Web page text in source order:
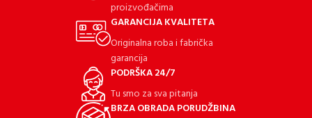
proizvođačima
GARANCIJA KVALITETA
Originalna roba i fabrička
garancija
PODRŠKA 24/7
Tu smo za sva pitanja
BRZA OBRADA PORUDŽBINA